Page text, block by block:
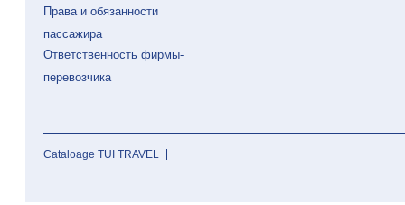
Права и обязанности
пассажира
Ответственность фирмы-
перевозчика
Cataloage TUI TRAVEL